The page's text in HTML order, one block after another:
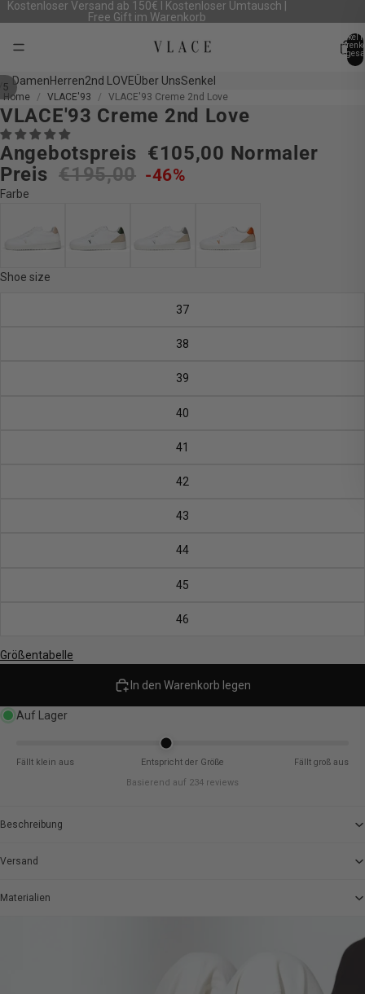
Kostenloser Versand ab 150€ I Kostenloser Umtausch |
Free Gift im Warenkorb
Artikel
DamenHerren2nd LOVEÜber UnsSenkel
Home VLACE'93 VLACE'93 Creme 2nd Love
5
Bild
im
Vollbildmodus
öffnen
Bild
im
Vollbildmodus
öffnen
Bild
im
Vollbildmodus
öffnen
Bild
im
Vollbildmodus
öffnen
Bild
im
Vollbildmodus
öffnen
VLACE'93 Creme 2nd Love
Angebotspreis €105,00 Normaler
Preis €195,00 -46%
Farbe
Shoe size
37
38
39
40
41
42
43
44
45
46
Größentabelle
In den Warenkorb legen
Auf Lager
Fällt klein aus Entspricht der Größe
Fällt groß aus
Basierend auf 234 reviews
Beschreibung
Versand
Materialien